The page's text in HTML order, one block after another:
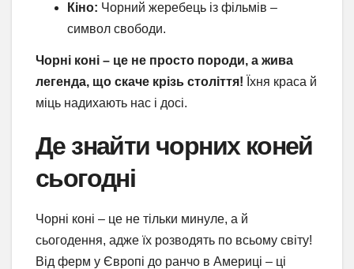
Кіно: Чорний жеребець із фільмів –
символ свободи.
Чорні коні – це не просто породи, а жива
легенда, що скаче крізь століття! Їхня краса й
міць надихають нас і досі.
Де знайти чорних коней
сьогодні
Чорні коні – це не тільки минуле, а й
сьогодення, адже їх розводять по всьому світу!
Від ферм у Європі до ранчо в Америці – ці